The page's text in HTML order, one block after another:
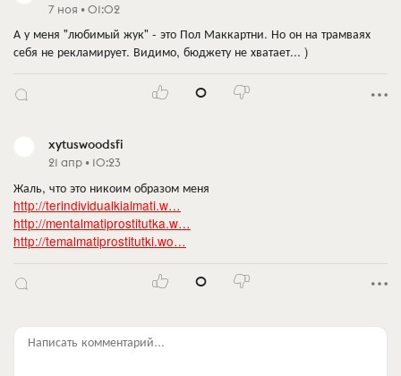
7 ноя • 01:02
А у меня "любимый жук" - это Пол Маккартни. Но он на трамваях
себя не рекламирует. Видимо, бюджету не хватает... )
0
xytuswoodsfi
21 апр • 10:23
Жаль, что это никоим образом меня
http://terindividualkialmati.w…
http://mentalmatiprostitutka.w…
http://temalmatiprostitutki.wo…
0
Написать комментарий...